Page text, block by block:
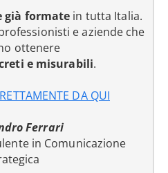
già formate in tutta Italia.
e aziende che
ottenere
e misurabili.
DA QUI
Ferrari
in Comunicazione